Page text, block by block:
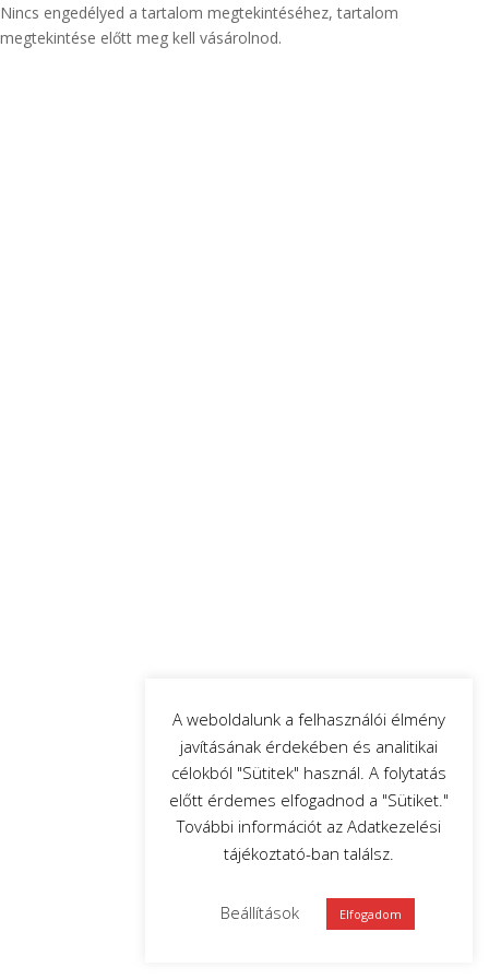
Nincs engedélyed a tartalom megtekintéséhez, tartalom
megtekintése előtt meg kell vásárolnod.
A weboldalunk a felhasználói élmény
javításának érdekében és analitikai
célokból "Sütitek" használ. A folytatás
előtt érdemes elfogadnod a "Sütiket."
További információt az Adatkezelési
tájékoztató-ban találsz.
Beállítások Elfogadom